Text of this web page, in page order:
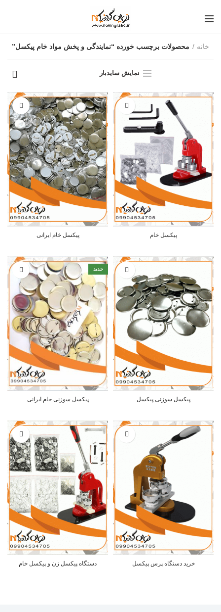
خانه محصولات برچسب خورده “نمایندگی و پخش مواد خام پیکسل”
نمایش سایدبار
پیکسل خام پیکسل خام ایرانی
پیکسل سوزنی پیکسل
جدید
پیکسل سوزنی خام ایرانی
خرید دستگاه پرس پیکسل دستگاه پیکسل زن و پیکسل خام